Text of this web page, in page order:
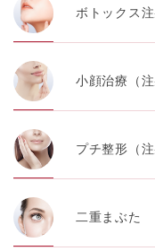
ボトックス
小顔治療（
プチ整形（
二重まぶた